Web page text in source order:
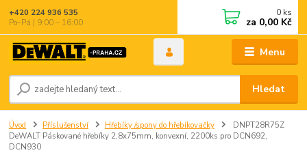
Menu
Hledat
+420 224 936 535
Po–Pá | 9:00 – 16:00
0 ks
za 0,00 Kč
Úvod Příslušenství Hřebíky /spony do hřebíkovačky
DNPT28R75Z
DeWALT Páskované hřebíky 2,8x75mm, konvexní, 2200ks pro DCN692,
DCN930